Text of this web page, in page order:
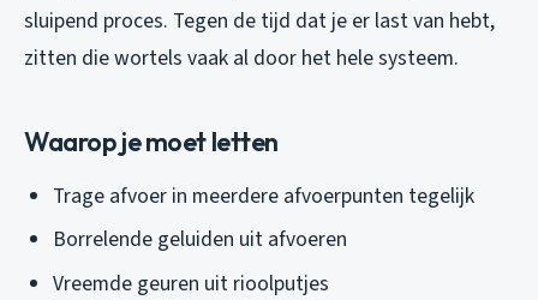
sluipend proces. Tegen de tijd dat je er last van hebt,
zitten die wortels vaak al door het hele systeem.
Waarop je moet letten
Trage afvoer in meerdere afvoerpunten tegelijk
Borrelende geluiden uit afvoeren
Vreemde geuren uit rioolputjes